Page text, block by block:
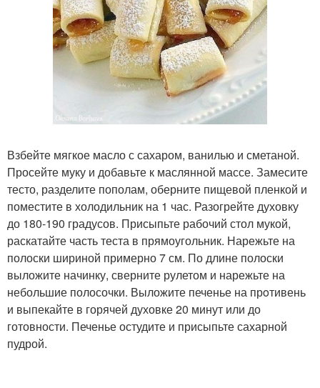
Взбейте мягкое масло с сахаром, ванилью и сметаной.
Просейте муку и добавьте к маслянной массе. Замесите
тесто, разделите пополам, оберните пищевой пленкой и
поместите в холодильник на 1 час. Разогрейте духовку
до 180-190 градусов. Присыпьте рабочий стол мукой,
раскатайте часть теста в прямоугольник. Нарежьте на
полоски шириной примерно 7 см. По длине полоски
выложите начинку, сверните рулетом и нарежьте на
небольшие полосочки. Выложите печенье на прoтивень
и выпекайте в горячей духовке 20 минут или до
готовности. Печенье остудите и присыпьте сахарной
пудрой.